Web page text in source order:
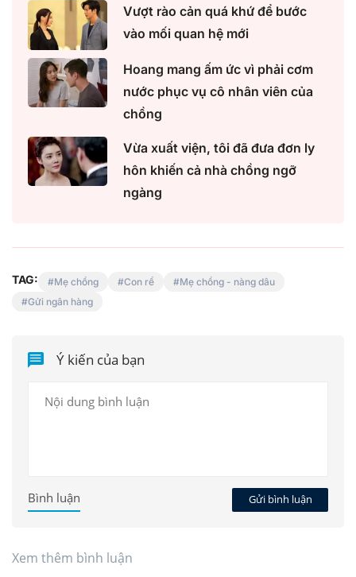
Vượt rào cản quá khứ để bước
vào mối quan hệ mới
Hoang mang ấm ức vì phải cơm
nước phục vụ cô nhân viên của
chồng
Vừa xuất viện, tôi đã đưa đơn ly
hôn khiến cả nhà chồng ngỡ
ngàng
TAG: Mẹ chồng Con rể
Mẹ chồng - nàng dâu
Gửi ngân hàng
Ý kiến của bạn
Gửi bình luận
Bình luận
Xem thêm bình luận